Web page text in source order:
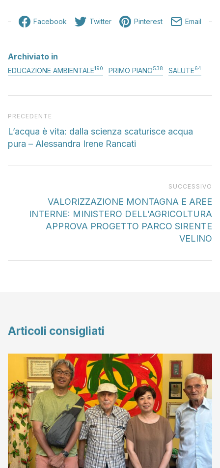
Facebook Twitter Pinterest Email
Archiviato in
EDUCAZIONE AMBIENTALE190 PRIMO PIANO538 SALUTE64
Articolo precedente
PRECEDENTE
L’acqua è vita: dalla scienza scaturisce acqua
pura – Alessandra Irene Rancati
SUCCESSIVO
VALORIZZAZIONE MONTAGNA E AREE
INTERNE: MINISTERO DELL’AGRICOLTURA
APPROVA PROGETTO PARCO SIRENTE
VELINO
Articoli consigliati